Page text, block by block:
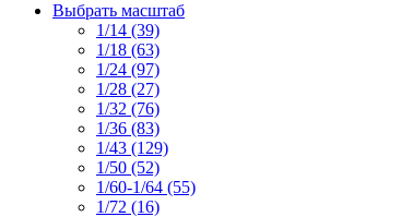
Выбрать масштаб
1/14 (39)
1/18 (63)
1/24 (97)
1/28 (27)
1/32 (76)
1/36 (83)
1/43 (129)
1/50 (52)
1/60-1/64 (55)
1/72 (16)